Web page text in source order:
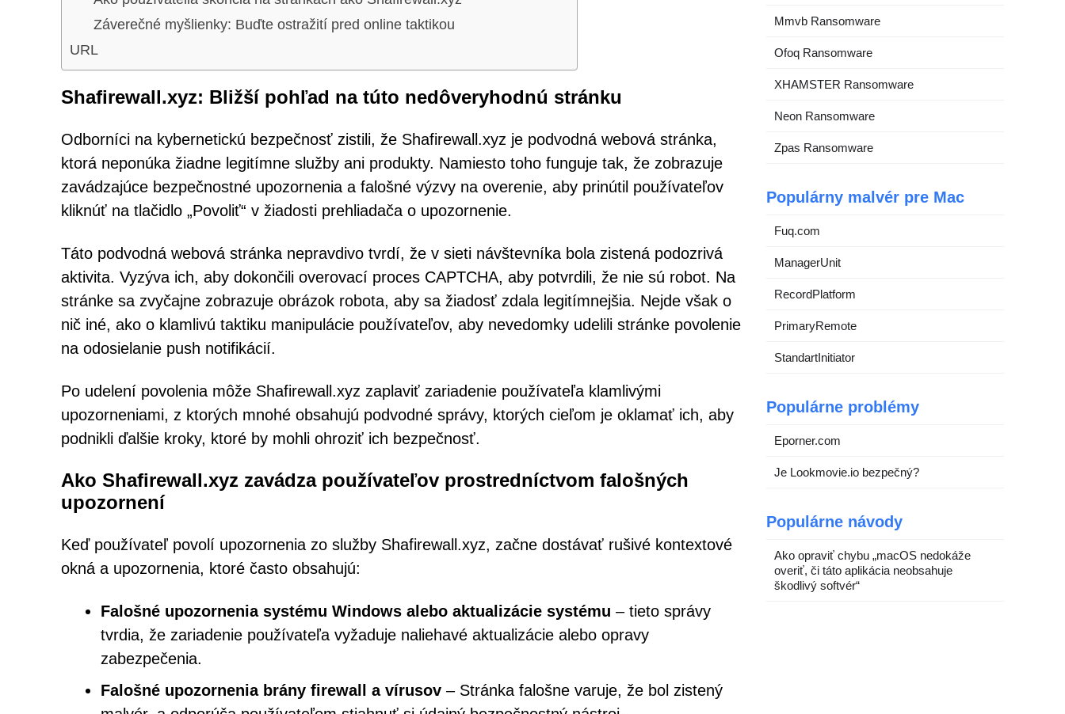
Záverečné myšlienky: Buďte ostražití pred online taktikou
URL
Shafirewall.xyz: Bližší pohľad na túto nedôveryhodnú stránku
Odborníci na kybernetickú bezpečnosť zistili, že Shafirewall.xyz je podvodná webová stránka,
ktorá neponúka žiadne legitímne služby ani produkty. Namiesto toho funguje tak, že zobrazuje
zavádzajúce bezpečnostné upozornenia a falošné výzvy na overenie, aby prinútil používateľov
kliknúť na tlačidlo „Povoliť“ v žiadosti prehliadača o upozornenie.
Táto podvodná webová stránka nepravdivo tvrdí, že v sieti návštevníka bola zistená podozrivá
aktivita. Vyzýva ich, aby dokončili overovací proces CAPTCHA, aby potvrdili, že nie sú robot. Na
stránke sa zvyčajne zobrazuje obrázok robota, aby sa žiadosť zdala legitímnejšia. Nejde však o
nič iné, ako o klamlivú taktiku manipulácie používateľov, aby nevedomky udelili stránke povolenie
na odosielanie push notifikácií.
Po udelení povolenia môže Shafirewall.xyz zaplaviť zariadenie používateľa klamlivými
upozorneniami, z ktorých mnohé obsahujú podvodné správy, ktorých cieľom je oklamať ich, aby
podnikli ďalšie kroky, ktoré by mohli ohroziť ich bezpečnosť.
Ako Shafirewall.xyz zavádza používateľov prostredníctvom falošných
upozornení
Keď používateľ povolí upozornenia zo služby Shafirewall.xyz, začne dostávať rušivé kontextové
okná a upozornenia, ktoré často obsahujú:
Falošné upozornenia systému Windows alebo aktualizácie systému – tieto správy
tvrdia, že zariadenie používateľa vyžaduje naliehavé aktualizácie alebo opravy
zabezpečenia.
Falošné upozornenia brány firewall a vírusov – Stránka falošne varuje, že bol zistený
Mmvb Ransomware
Ofoq Ransomware
XHAMSTER Ransomware
Neon Ransomware
Zpas Ransomware
Populárny malvér pre Mac
Fuq.com
ManagerUnit
RecordPlatform
PrimaryRemote
StandartInitiator
Populárne problémy
Eporner.com
Je Lookmovie.io bezpečný?
Populárne návody
Ako opraviť chybu „macOS nedokáže
overiť, či táto aplikácia neobsahuje
škodlivý softvér“